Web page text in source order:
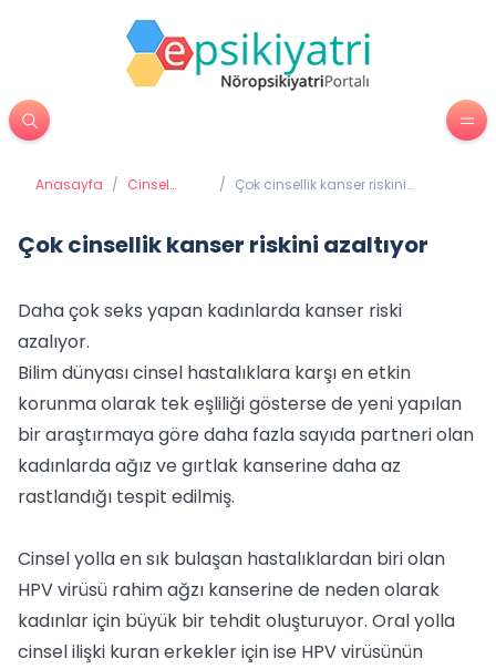
Anasayfa / Cinsel
/ Çok cinsellik kanser riskini
Çok cinsellik kanser riskini azaltıyor
Daha çok seks yapan kadınlarda kanser riski
azalıyor.
Bilim dünyası cinsel hastalıklara karşı en etkin
korunma olarak tek eşliliği gösterse de yeni yapılan
bir araştırmaya göre daha fazla sayıda partneri olan
kadınlarda ağız ve gırtlak kanserine daha az
rastlandığı tespit edilmiş.
Cinsel yolla en sık bulaşan hastalıklardan biri olan
HPV virüsü rahim ağzı kanserine de neden olarak
kadınlar için büyük bir tehdit oluşturuyor. Oral yolla
cinsel ilişki kuran erkekler için ise HPV virüsünün